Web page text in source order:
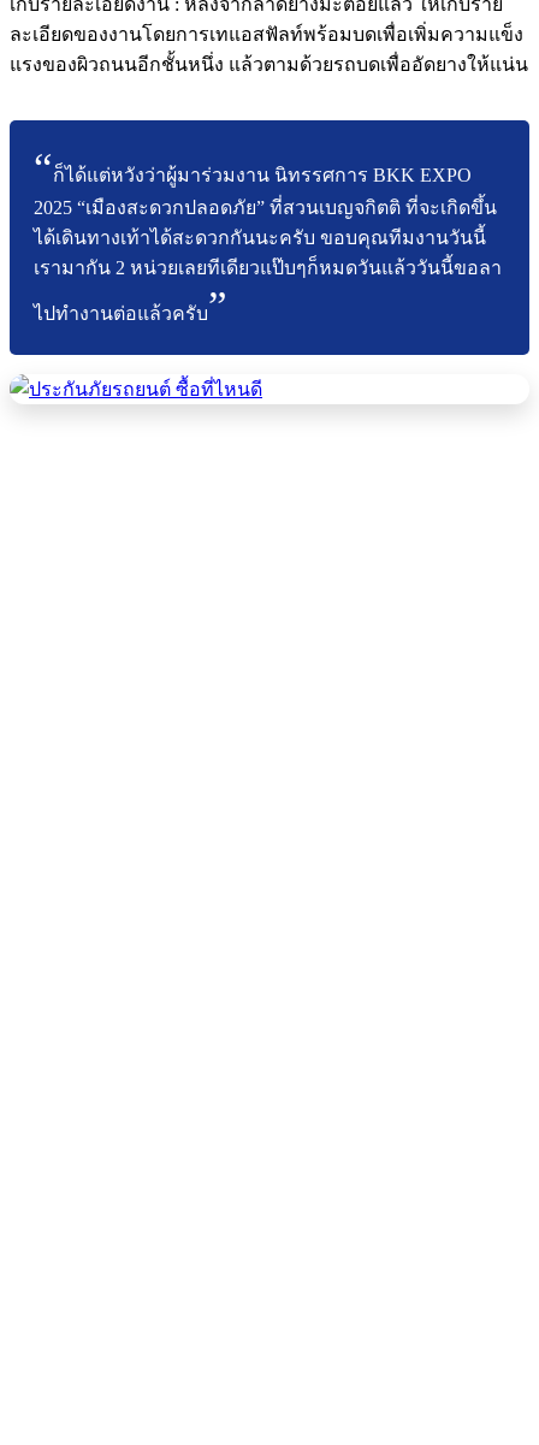
ละเอียดของงานโดยการเทแอสฟัลท์พร้อมบดเพื่อเพิ่มความแข็ง
แรงของผิวถนนอีกชั้นหนึ่ง แล้วตามด้วยรถบดเพื่ออัดยางให้แน่น
ก็ได้แต่หวังว่าผู้มาร่วมงาน นิทรรศการ BKK EXPO
2025 “เมืองสะดวกปลอดภัย” ที่สวนเบญจกิตติ ที่จะเกิดขึ้น
ได้เดินทางเท้าได้สะดวกกันนะครับ ขอบคุณทีมงานวันนี้
เรามากัน 2 หน่วยเลยทีเดียวแป๊บๆก็หมดวันแล้ววันนี้ขอลา
ไปทำงานต่อแล้วครับ